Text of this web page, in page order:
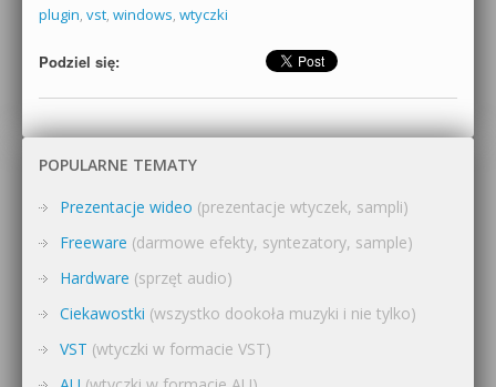
plugin, vst, windows, wtyczki
Podziel się:
POPULARNE TEMATY
Prezentacje wideo (prezentacje wtyczek, sampli)
Freeware (darmowe efekty, syntezatory, sample)
Hardware (sprzęt audio)
Ciekawostki (wszystko dookoła muzyki i nie tylko)
VST (wtyczki w formacie VST)